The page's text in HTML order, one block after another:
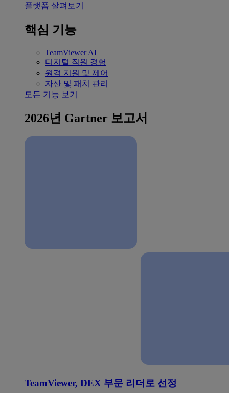
플랫폼 살펴보기
핵심 기능
TeamViewer AI
디지털 직원 경험
원격 지원 및 제어
자산 및 패치 관리
모든 기능 보기
2026년 Gartner 보고서
TeamViewer, DEX 부문 리더로 선정